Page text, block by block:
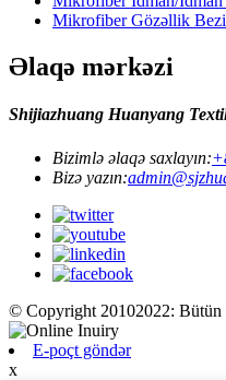
Mikrofiber Gözəllik Bezi
Əlaqə mərkəzi
Shijiazhuang Huanyang
Bizimlə əlaqə saxlayın:
Bizə yazın:
© Copyright 20102022: Bütün
E-poçt göndər
x